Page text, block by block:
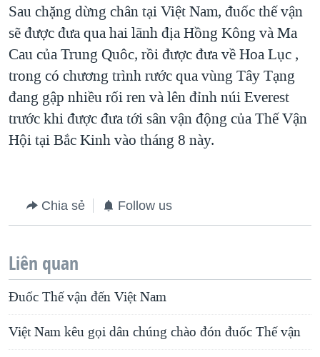
Sau chặng dừng chân tại Việt Nam, đuốc thế vận
sẽ được đưa qua hai lãnh địa Hồng Kông và Ma
Cau của Trung Quôc, rồi được đưa về Hoa Lục ,
trong có chương trình rước qua vùng Tây Tạng
đang gập nhiều rối ren và lên đỉnh núi Everest
trước khi được đưa tới sân vận động của Thế Vận
Hội tại Bắc Kinh vào tháng 8 này.
Chia sẻ Follow us
Liên quan
Đuốc Thế vận đến Việt Nam
Việt Nam kêu gọi dân chúng chào đón đuốc Thế vận